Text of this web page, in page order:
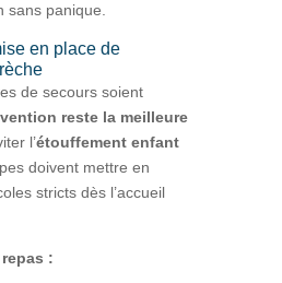
sans panique.
en place de
de secours soient
reste la meilleure
l’étouffement enfant
doivent mettre en
stricts dès l’accueil
: